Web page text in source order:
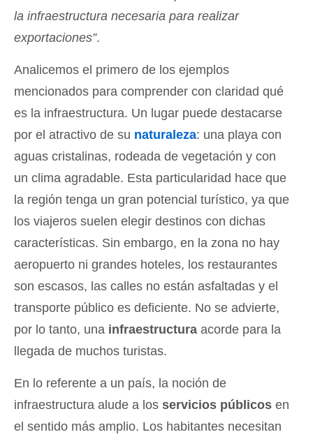
la infraestructura necesaria para realizar
exportaciones”.
Analicemos el primero de los ejemplos
mencionados para comprender con claridad qué
es la infraestructura. Un lugar puede destacarse
por el atractivo de su naturaleza: una playa con
aguas cristalinas, rodeada de vegetación y con
un clima agradable. Esta particularidad hace que
la región tenga un gran potencial turístico, ya que
los viajeros suelen elegir destinos con dichas
características. Sin embargo, en la zona no hay
aeropuerto ni grandes hoteles, los restaurantes
son escasos, las calles no están asfaltadas y el
transporte público es deficiente. No se advierte,
por lo tanto, una infraestructura acorde para la
llegada de muchos turistas.
En lo referente a un país, la noción de
infraestructura alude a los servicios públicos en
el sentido más amplio. Los habitantes necesitan